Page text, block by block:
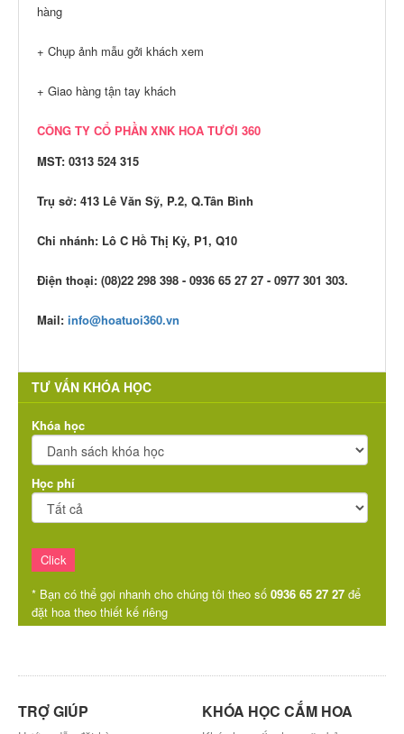
hàng
+ Chụp ảnh mẫu gởi khách xem
+ Giao hàng tận tay khách
CÔNG TY CỔ PHẦN XNK HOA TƯƠI 360
MST: 0313 524 315
Trụ sở: 413 Lê Văn Sỹ, P.2, Q.Tân Bình
Chi nhánh: Lô C Hồ Thị Kỷ, P1, Q10
Điện thoại: (08)22 298 398 - 0936 65 27 27 - 0977 301 303.
Mail: info@hoatuoi360.vn
TƯ VẤN KHÓA HỌC
Khóa học
Học phí
* Bạn có thể gọi nhanh cho chúng tôi theo số 0936 65 27 27 để
đặt hoa theo thiết kế riêng
TRỢ GIÚP KHÓA HỌC CẮM HOA